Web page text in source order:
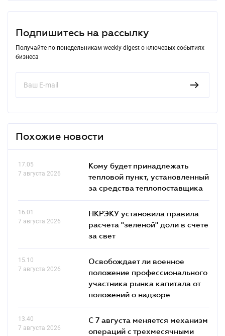
Подпишитесь на рассылку
Получайте по понедельникам weekly-digest о ключевых событиях
бизнеса
Похожие новости
17.05
7 августа 2026
Кому будет принадлежать
тепловой пункт, установленный
за средства теплопоставщика
16.01
7 августа 2026
НКРЭКУ установила правила
расчета "зеленой" доли в счете
за свет
15.10
7 августа 2026
Освобождает ли военное
положение профессионального
участника рынка капитала от
положений о надзоре
13.40
7 августа 2026
С 7 августа меняется механизм
операций с трехмесячными